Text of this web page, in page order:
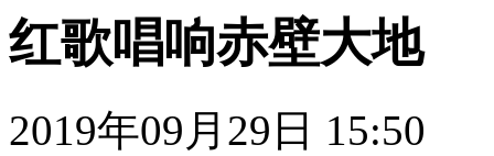
红歌唱响赤壁大地
2019年09月29日